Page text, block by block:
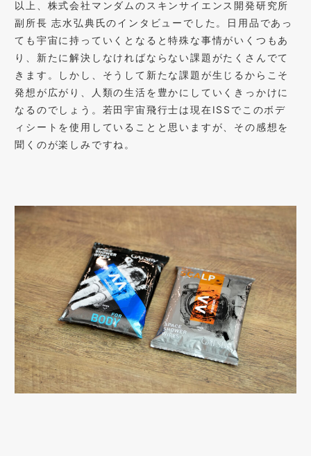
以上、株式会社マンダムのスキンサイエンス開発研究所
副所長 志水弘典氏のインタビューでした。日用品であっ
ても宇宙に持っていくとなると特殊な事情がいくつもあ
り、新たに解決しなければならない課題がたくさんでて
きます。しかし、そうして新たな課題が生じるからこそ
発想が広がり、人類の生活を豊かにしていくきっかけに
なるのでしょう。若田宇宙飛行士は現在ISSでこのボデ
ィシートを使用していることと思いますが、その感想を
聞くのが楽しみですね。